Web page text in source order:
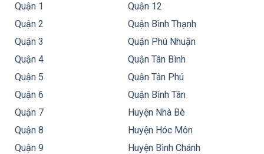
Quận 1
Quận 2
Quận 3
Quận 4
Quận 5
Quận 6
Quận 7
Quận 8
Quận 9
Quận 12
Quận Bình Thạnh
Quận Phú Nhuận
Quận Tân Bình
Quận Tân Phú
Quận Bình Tân
Huyện Nhà Bè
Huyện Hóc Môn
Huyện Bình Chánh